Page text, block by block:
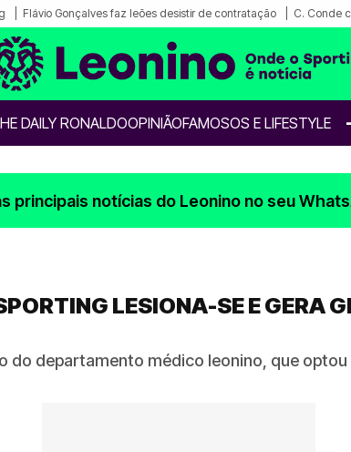
Flávio Gonçalves faz leões desistir de contratação C. Conde
DAILY RONALDOOPINIÃOFAMOSOS E LIFESTYLE
principais notícias do Leonino no seu
LESIONA-SE E GERA
do departamento médico leonino, que